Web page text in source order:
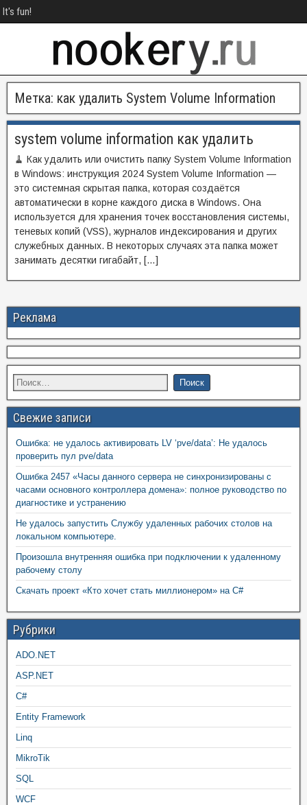
It's fun!
Метка: как удалить System Volume Information
system volume information как удалить
🧹 Как удалить или очистить папку System Volume Information
в Windows: инструкция 2024 System Volume Information —
это системная скрытая папка, которая создаётся
автоматически в корне каждого диска в Windows. Она
используется для хранения точек восстановления системы,
теневых копий (VSS), журналов индексирования и других
служебных данных. В некоторых случаях эта папка может
занимать десятки гигабайт, […]
Реклама
Свежие записи
Ошибка: не удалось активировать LV ‘pve/data’: Не удалось
проверить пул pve/data
Ошибка 2457 «Часы данного сервера не синхронизированы с
часами основного контроллера домена»: полное руководство по
диагностике и устранению
Не удалось запустить Службу удаленных рабочих столов на
локальном компьютере.
Произошла внутренняя ошибка при подключении к удаленному
рабочему столу
Скачать проект «Кто хочет стать миллионером» на C#
Рубрики
ADO.NET
ASP.NET
C#
Entity Framework
Linq
MikroTik
SQL
WCF